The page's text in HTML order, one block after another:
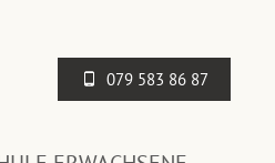
079 583 86 87